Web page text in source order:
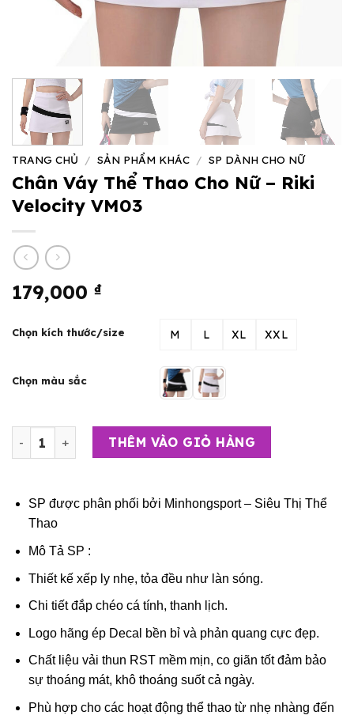
TRANG CHỦ / SẢN PHẨM KHÁC / SP DÀNH CHO NỮ
Chân Váy Thể Thao Cho Nữ – Riki
Velocity VM03
179,000 ₫
Chọn kích thước/size M L XL XXL
Chọn màu sắc
Chân Váy Thể Thao Cho Nữ - Riki Velocity VM03 số lượng
THÊM VÀO GIỎ HÀNG
SP được phân phối bởi Minhongsport – Siêu Thị Thể
Thao
Mô Tả SP :
Thiết kế xếp ly nhẹ, tỏa đều như làn sóng.
Chi tiết đắp chéo cá tính, thanh lịch.
Logo hãng ép Decal bền bỉ và phản quang cực đẹp.
Chất liệu vải thun RST mềm mịn, co giãn tốt đảm bảo
sự thoáng mát, khô thoáng suốt cả ngày.
Phù hợp cho các hoạt động thể thao từ nhẹ nhàng đến